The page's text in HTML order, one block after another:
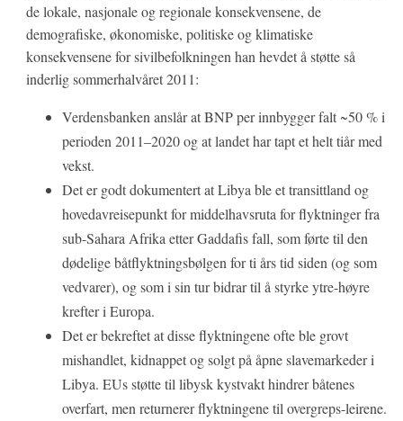
de lokale, nasjonale og regionale konsekvensene, de
demografiske, økonomiske, politiske og klimatiske
konsekvensene for sivilbefolkningen han hevdet å støtte så
inderlig sommerhalvåret 2011:
Verdensbanken anslår at BNP per innbygger falt ~50 % i
perioden 2011–2020 og at landet har tapt et helt tiår med
vekst.
Det er godt dokumentert at Libya ble et transittland og
hovedavreisepunkt for middelhavsruta for flyktninger fra
sub-Sahara Afrika etter Gaddafis fall, som førte til den
dødelige båtflyktningsbølgen for ti års tid siden (og som
vedvarer), og som i sin tur bidrar til å styrke ytre-høyre
krefter i Europa.
Det er bekreftet at disse flyktningene ofte ble grovt
mishandlet, kidnappet og solgt på åpne slavemarkeder i
Libya. EUs støtte til libysk kystvakt hindrer båtenes
overfart, men returnerer flyktningene til overgreps-leirene.